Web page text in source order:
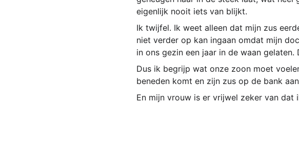
eigenlijk nooit iets van blijkt.
Ik twijfel. Ik weet alleen dat mijn zus
niet verder op kan ingaan omdat mijn
in ons gezin een jaar in de waan
Dus ik begrijp wat onze zoon moet
beneden komt en zijn zus op de bank
En mijn vrouw is er vrijwel zeker van